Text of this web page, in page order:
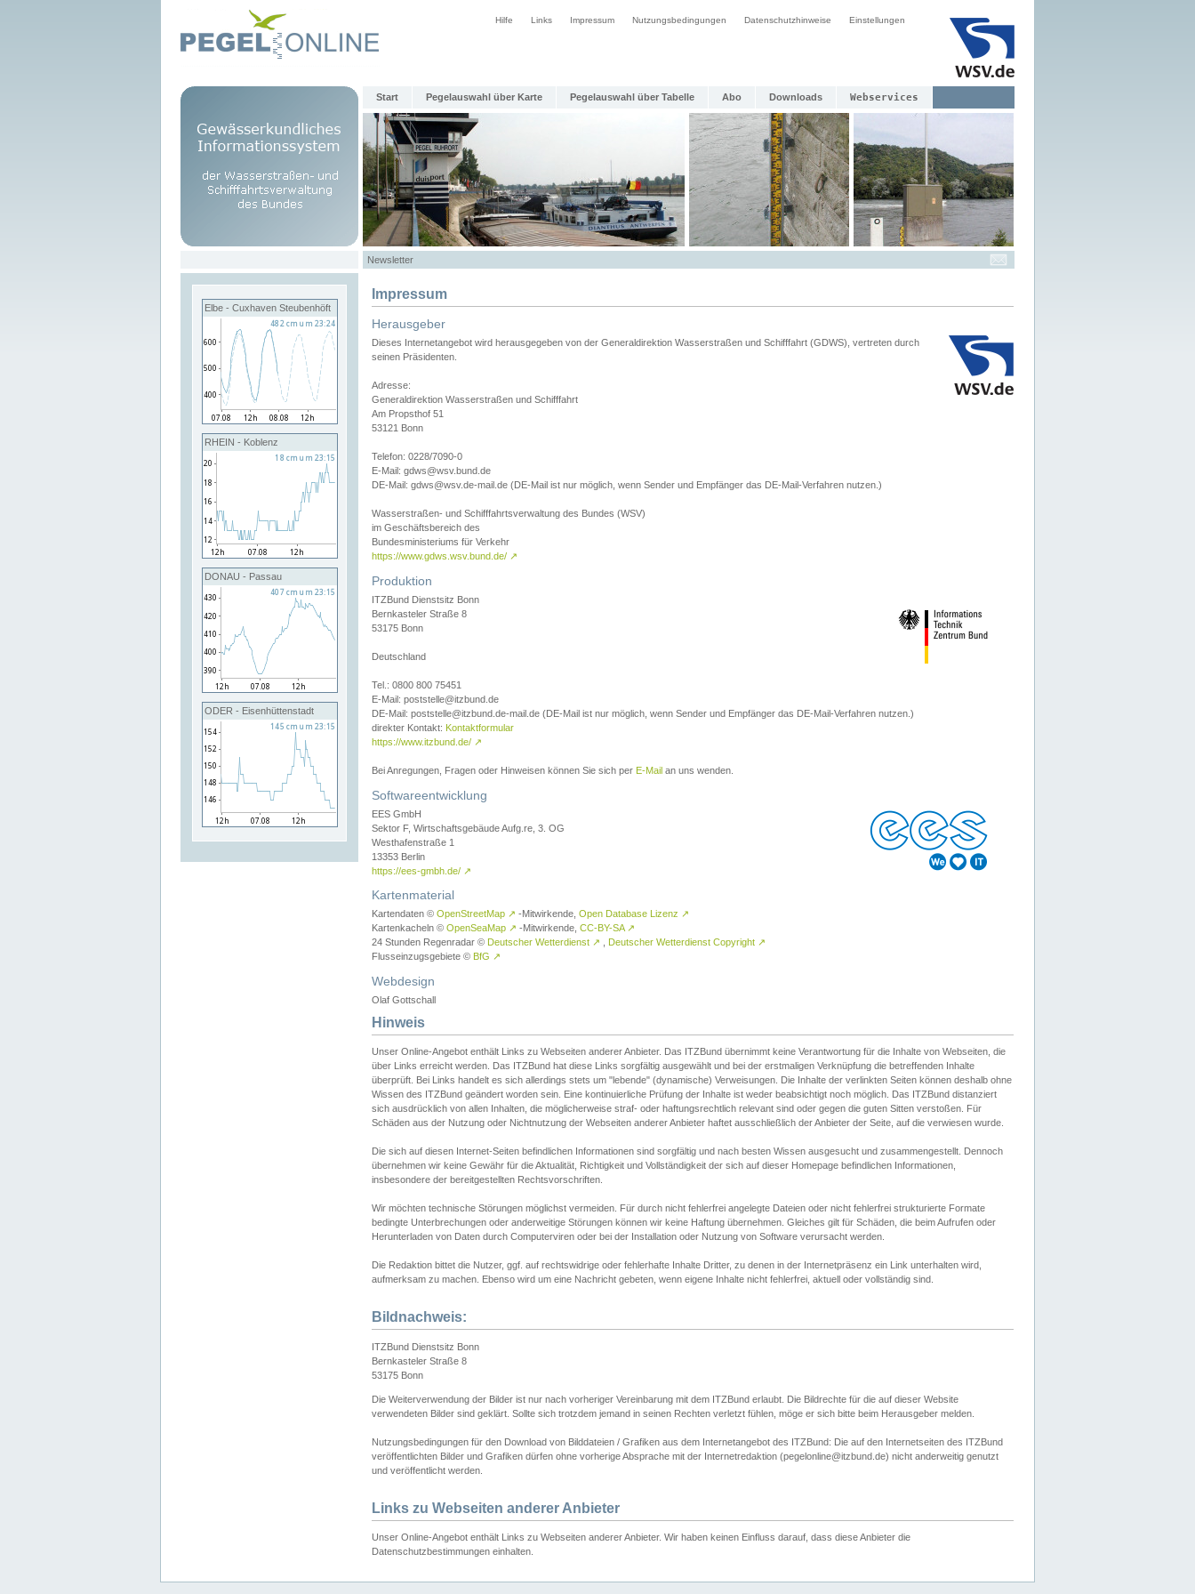
Hilfe Links Impressum Nutzungsbedingungen Datenschutzhinweise Einstellungen
Start Pegelauswahl über Karte Pegelauswahl über Tabelle Abo Downloads Webservices
Newsletter
Elbe - Cuxhaven Steubenhöft
RHEIN - Koblenz
DONAU - Passau
ODER - Eisenhüttenstadt
Impressum
Herausgeber
Dieses Internetangebot wird herausgegeben von der Generaldirektion Wasserstraßen und Schifffahrt (GDWS), vertreten durch
seinen Präsidenten.
Adresse:
Generaldirektion Wasserstraßen und Schifffahrt
Am Propsthof 51
53121 Bonn
Telefon: 0228/7090-0
E-Mail: gdws@wsv.bund.de
DE-Mail: gdws@wsv.de-mail.de (DE-Mail ist nur möglich, wenn Sender und Empfänger das DE-Mail-Verfahren nutzen.)
Wasserstraßen- und Schifffahrtsverwaltung des Bundes (WSV)
im Geschäftsbereich des
Bundesministeriums für Verkehr
https://www.gdws.wsv.bund.de/ ↗
Produktion
ITZBund Dienstsitz Bonn
Bernkasteler Straße 8
53175 Bonn
Deutschland
Tel.: 0800 800 75451
E-Mail: poststelle@itzbund.de
DE-Mail: poststelle@itzbund.de-mail.de (DE-Mail ist nur möglich, wenn Sender und Empfänger das DE-Mail-Verfahren nutzen.)
direkter Kontakt: Kontaktformular
https://www.itzbund.de/ ↗
Bei Anregungen, Fragen oder Hinweisen können Sie sich per E-Mail an uns wenden.
Softwareentwicklung
EES GmbH
Sektor F, Wirtschaftsgebäude Aufg.re, 3. OG
Westhafenstraße 1
13353 Berlin
https://ees-gmbh.de/ ↗
Kartenmaterial
Kartendaten © OpenStreetMap ↗ -Mitwirkende, Open Database Lizenz ↗
Kartenkacheln © OpenSeaMap ↗ -Mitwirkende, CC-BY-SA ↗
24 Stunden Regenradar © Deutscher Wetterdienst ↗ Deutscher Wetterdienst Copyright ↗
Flusseinzugsgebiete © BfG ↗
Webdesign
Olaf Gottschall
Hinweis
Unser Online-Angebot enthält Links zu Webseiten anderer Anbieter. Das ITZBund übernimmt keine Verantwortung für die Inhalte von Webseiten, die
über Links erreicht werden. Das ITZBund hat diese Links sorgfältig ausgewählt und bei der erstmaligen Verknüpfung die betreffenden Inhalte
überprüft. Bei Links handelt es sich allerdings stets um "lebende" (dynamische) Verweisungen. Die Inhalte der verlinkten Seiten können deshalb ohne
Wissen des ITZBund geändert worden sein. Eine kontinuierliche Prüfung der Inhalte ist weder beabsichtigt noch möglich. Das ITZBund distanziert
sich ausdrücklich von allen Inhalten, die möglicherweise straf- oder haftungsrechtlich relevant sind oder gegen die guten Sitten verstoßen. Für
Schäden aus der Nutzung oder Nichtnutzung der Webseiten anderer Anbieter haftet ausschließlich der Anbieter der Seite, auf die verwiesen wurde.
Die sich auf diesen Internet-Seiten befindlichen Informationen sind sorgfältig und nach besten Wissen ausgesucht und zusammengestellt. Dennoch
übernehmen wir keine Gewähr für die Aktualität, Richtigkeit und Vollständigkeit der sich auf dieser Homepage befindlichen Informationen,
insbesondere der bereitgestellten Rechtsvorschriften.
Wir möchten technische Störungen möglichst vermeiden. Für durch nicht fehlerfrei angelegte Dateien oder nicht fehlerfrei strukturierte Formate
bedingte Unterbrechungen oder anderweitige Störungen können wir keine Haftung übernehmen. Gleiches gilt für Schäden, die beim Aufrufen oder
Herunterladen von Daten durch Computerviren oder bei der Installation oder Nutzung von Software verursacht werden.
Die Redaktion bittet die Nutzer, ggf. auf rechtswidrige oder fehlerhafte Inhalte Dritter, zu denen in der Internetpräsenz ein Link unterhalten wird,
aufmerksam zu machen. Ebenso wird um eine Nachricht gebeten, wenn eigene Inhalte nicht fehlerfrei, aktuell oder vollständig sind.
Bildnachweis:
ITZBund Dienstsitz Bonn
Bernkasteler Straße 8
53175 Bonn
Die Weiterverwendung der Bilder ist nur nach vorheriger Vereinbarung mit dem ITZBund erlaubt. Die Bildrechte für die auf dieser Website
verwendeten Bilder sind geklärt. Sollte sich trotzdem jemand in seinen Rechten verletzt fühlen, möge er sich bitte beim Herausgeber melden.
Nutzungsbedingungen für den Download von Bilddateien / Grafiken aus dem Internetangebot des ITZBund: Die auf den Internetseiten des ITZBund
veröffentlichten Bilder und Grafiken dürfen ohne vorherige Absprache mit der Internetredaktion (pegelonline@itzbund.de) nicht anderweitig genutzt
und veröffentlicht werden.
Links zu Webseiten anderer Anbieter
Unser Online-Angebot enthält Links zu Webseiten anderer Anbieter. Wir haben keinen Einfluss darauf, dass diese Anbieter die
Datenschutzbestimmungen einhalten.